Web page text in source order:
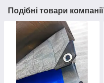
Подібні товари компанії